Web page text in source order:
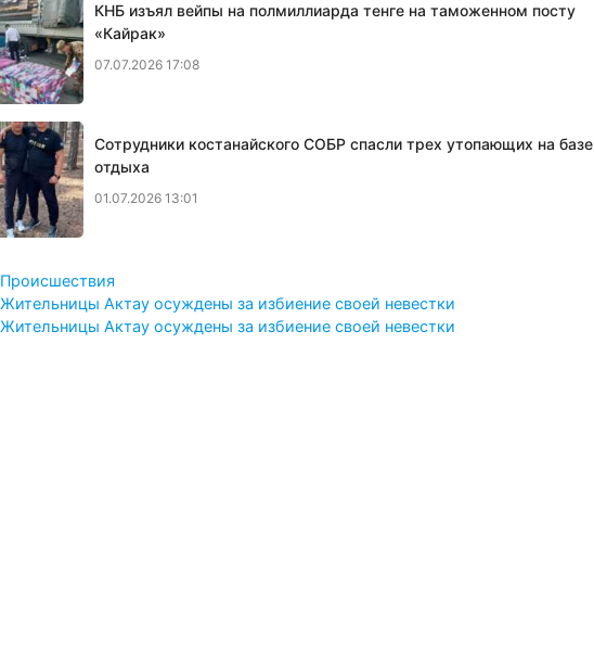
КНБ изъял вейпы на полмиллиарда тенге на таможенном посту
«Кайрак»
07.07.2026 17:08
Сотрудники костанайского СОБР спасли трех утопающих на базе
отдыха
01.07.2026 13:01
Рубрики
Происшествия
Жительницы Актау осуждены за избиение своей невестки
Жительницы Актау осуждены за избиение своей невестки